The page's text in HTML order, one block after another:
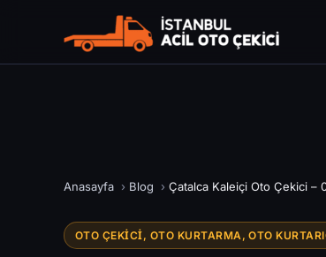
Anasayfa › Blog › Çatalca Kaleiçi Oto Çekici –
OTO ÇEKICI, OTO KURTARMA, OTO